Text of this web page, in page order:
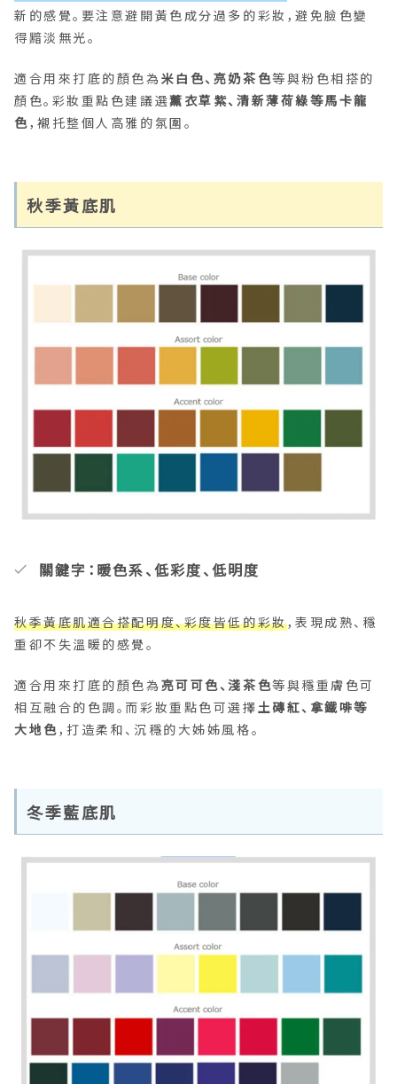
新的感覺。要注意避開黃色成分過多的彩妝，避免臉色變
得黯淡無光。
適合用來打底的顏色為米白色、亮奶茶色等與粉色相搭的
顏色。彩妝重點色建議選薰衣草紫、清新薄荷綠等馬卡龍
色，襯托整個人高雅的氛圍。
秋季黃底肌
關鍵字：暖色系、低彩度、低明度
秋季黃底肌適合搭配明度、彩度皆低的彩妝，表現成熟、穩
重卻不失溫暖的感覺。
適合用來打底的顏色為亮可可色、淺茶色等與穩重膚色可
相互融合的色調。而彩妝重點色可選擇土磚紅、拿鐵啡等
大地色，打造柔和、沉穩的大姊姊風格。
冬季藍底肌